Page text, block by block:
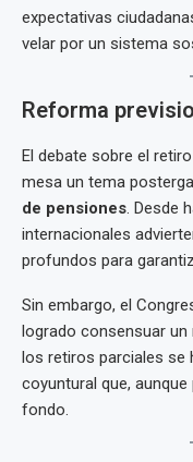
expectativas
velar por un sistema
Reforma
El debate sobre el
mesa un tema
de pensiones. Desde
internacionales
profundos para
Sin embargo, el
logrado consensuar
los retiros parciales se
coyuntural que,
fondo.